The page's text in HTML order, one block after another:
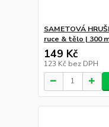
SAMETOVÁ
ruce & tělo | 300
149 Kč
123 Kč bez DPH